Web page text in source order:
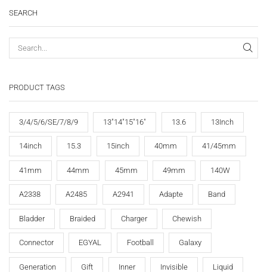
SEARCH
PRODUCT TAGS
3/4/5/6/SE/7/8/9 13"14"15"16" 13.6 13Inch
14inch 15.3 15inch 40mm 41/45mm
41mm 44mm 45mm 49mm 140W
A2338 A2485 A2941 Adapte Band
Bladder Braided Charger Chewish
Connector EGYAL Football Galaxy
Generation Gift Inner Invisible Liquid